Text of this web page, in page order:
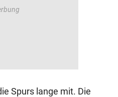
Spurs lange mit. Die